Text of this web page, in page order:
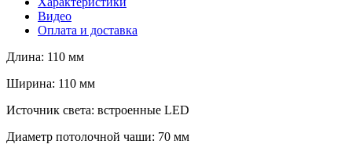
Видео
Оплата и доставка
Длина: 110 мм
Ширина: 110 мм
Источник света: встроенные LED
Диаметр потолочной чаши: 70 мм